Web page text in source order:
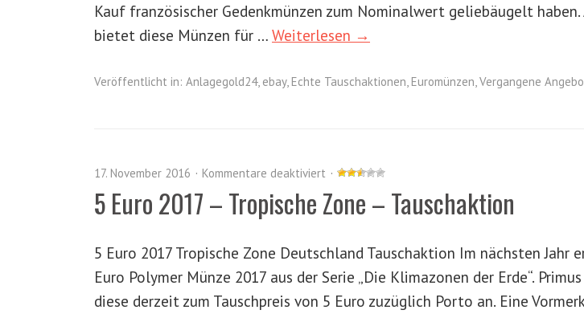
Kauf französischer Gedenkmünzen zum Nominalwert geliebäugelt
bietet diese Münzen für … Weiterlesen →
Veröffentlicht in: Anlagegold24, ebay, Echte Tauschaktionen, Euromünzen,Vergangene
17. November 2016 Kommentare deaktiviert
5 Euro 2017 – Tropische Zone – Tauschaktion
5 Euro 2017 Tropische Zone Deutschland Tauschaktion Im nächsten Jahr
Euro Polymer Münze 2017 aus der Serie „Die Klimazonen der Erde“.
diese derzeit zum Tauschpreis von 5 Euro zuzüglich Porto an. Eine